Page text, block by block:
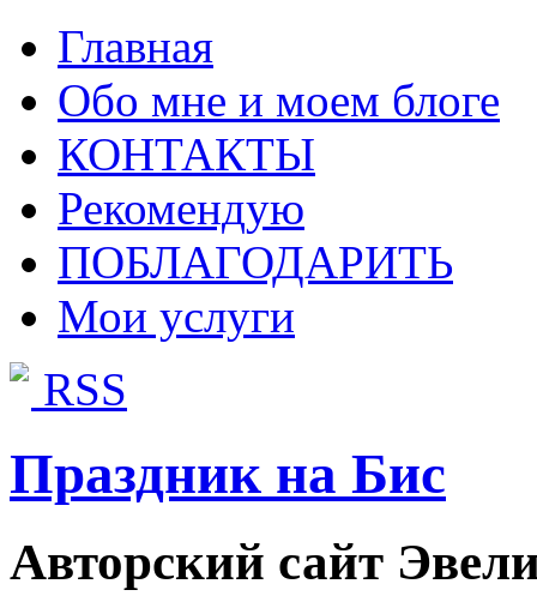
Главная
Обо мне и моем блоге
КОНТАКТЫ
Рекомендую
ПОБЛАГОДАРИТЬ
Мои услуги
RSS
Праздник на Бис
Авторский сайт